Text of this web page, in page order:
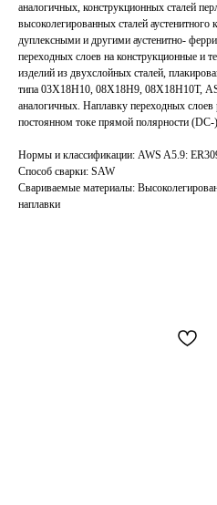
аналогичных, конструкционных сталей
высоколегированных сталей
дуплексными и другими аустенитно-
переходных слоев на конструкционные и
изделий из двухслойных сталей,
типа 03Х18Н10, 08Х18Н9, 08Х18Н10Т,
аналогичных. Наплавку переходных слоев
постоянном токе прямой полярности (DC-
Нормы и классификации: AWS A5.9:
Способ сварки: SAW
Свариваемые материалы:
наплавки